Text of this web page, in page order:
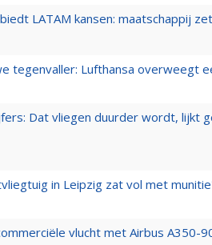
LATAM kansen: maatschappij
tegenvaller: Lufthansa overweegt
Dat vliegen duurder wordt, lijkt
in Leipzig zat vol met
vlucht met Airbus A350-